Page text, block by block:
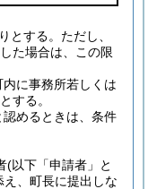
とする。 ただし、
た場合は、この限
に事務所若しくは
する。
めるときは、条件
(以下「申請者」と
、町長に提出しな